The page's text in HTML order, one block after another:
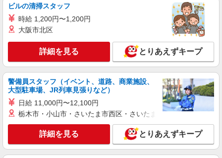
アルバイト パート
ケンタッキーフライドチキン 幡ヶ谷南口
時給1300円 ＜高校生＞時給1250円
東京都渋谷区幡ケ谷1-32-19
詳細を見る
アルバイト
ケンタッキーフライドチキン 初台店
カウンター・キッチンスタッフ ＜優先募集日
時＞土日祝 フルタイム
時給1300円 ＜高校生＞時給1250円
東京都渋谷区本町1-2-5 初台AIビル1F
ビルの清掃スタッフ
時給 1,200円〜1,200円
大阪市北区
詳細を見る とりあえずキープ
警備員スタッフ（イベント、道路、商業施設、
大型駐車場、JR列車見張りなど）
日給 11,000円〜12,100円
栃木市・小山市・さいたま市西区・さいたま市岩槻区・久喜市・
詳細を見る とりあえずキープ